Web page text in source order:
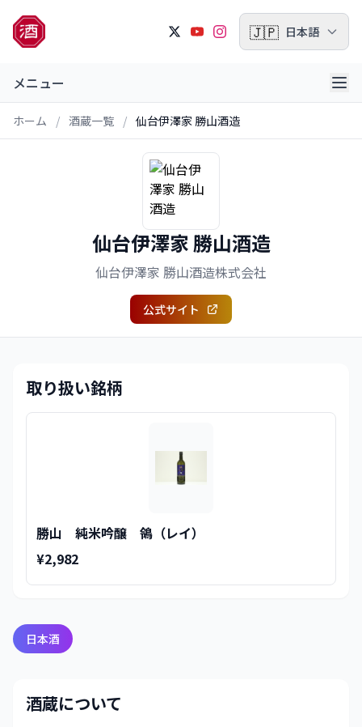
🇯🇵 日本語
メニュー
ホーム / 酒蔵一覧 / 仙台伊澤家 勝山酒造
仙台伊澤家 勝山酒造
仙台伊澤家 勝山酒造株式会社
公式サイト
取り扱い銘柄
勝山 純米吟醸 鴒（レイ）
¥2,982
日本酒
酒蔵について